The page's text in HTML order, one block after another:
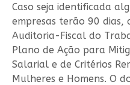
Caso seja identificada
empresas terão 90 dias,
Auditoria-Fiscal do
Plano de Ação para
Salarial e de Critérios
Mulheres e Homens. O